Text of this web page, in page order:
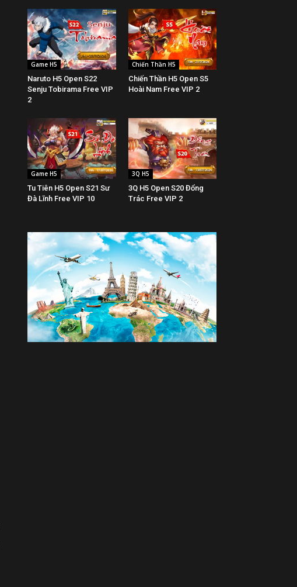
Game H5
Naruto H5 Open S22
Senju Tobirama Free VIP
2
Chiến Thần H5
Chiến Thần H5 Open S5
Hoài Nam Free VIP 2
Game H5
Tu Tiên H5 Open S21 Sư
Đà Lĩnh Free VIP 10
3Q H5
3Q H5 Open S20 Đổng
Trác Free VIP 2